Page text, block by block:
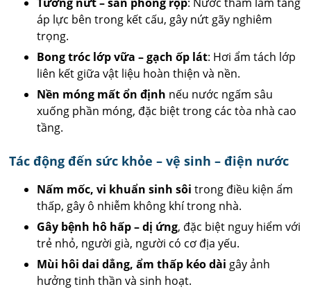
áp lực bên trong kết cấu, gây nứt gãy nghiêm
trọng.
Bong tróc lớp vữa – gạch ốp lát: Hơi ẩm tách lớp
liên kết giữa vật liệu hoàn thiện và nền.
Nền móng mất ổn định nếu nước ngấm sâu
xuống phần móng, đặc biệt trong các tòa nhà cao
tầng.
Tác động đến sức khỏe – vệ sinh – điện nước
Nấm mốc, vi khuẩn sinh sôi trong điều kiện ẩm
thấp, gây ô nhiễm không khí trong nhà.
Gây bệnh hô hấp – dị ứng, đặc biệt nguy hiểm với
trẻ nhỏ, người già, người có cơ địa yếu.
Mùi hôi dai dẳng, ẩm thấp kéo dài gây ảnh
hưởng tinh thần và sinh hoạt.